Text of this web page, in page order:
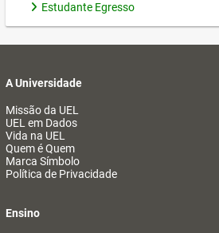
Estudante Egresso
A Universidade
Missão da UEL
UEL em Dados
Vida na UEL
Quem é Quem
Marca Símbolo
Política de Privacidade
Ensino